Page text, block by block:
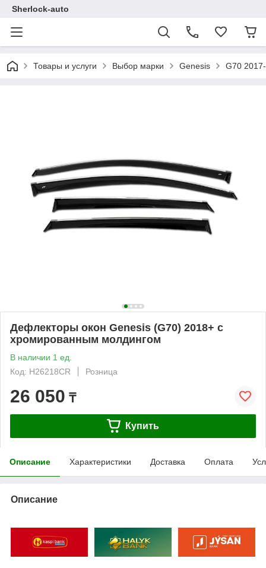
Sherlock-auto
Товары и услуги Выбор марки Genesis G70
Дефлекторы окон Genesis (G70) 2018+ с
хромированным молдингом
В наличии 1 ед.
Код: H26218CR
Розница
26 050 ₸
Купить
Описание Характеристики Доставка Оплата
Описание